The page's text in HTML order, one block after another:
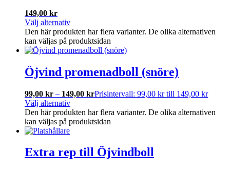
149,00 kr
Välj alternativ
Den här produkten har flera varianter. De olika alternativen
kan väljas på produktsidan
Öjvind promenadboll (snöre)
99,00 kr – 149,00 krPrisintervall: 99,00 kr till 149,00 kr
Välj alternativ
Den här produkten har flera varianter. De olika alternativen
kan väljas på produktsidan
Extra rep till Öjvindboll